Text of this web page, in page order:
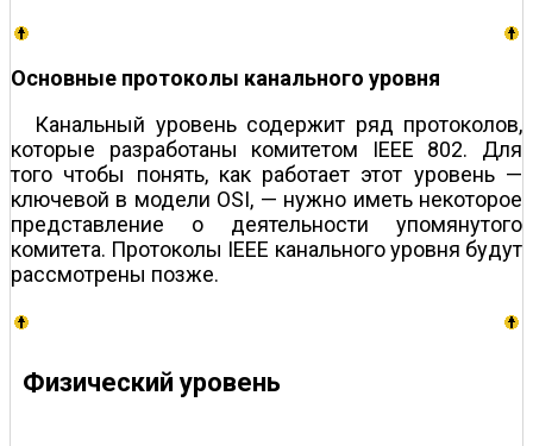
Основные протоколы канального уровня
Канальный уровень содержит ряд протоколов,
которые разработаны комитетом IEEE 802. Для
того чтобы понять, как работает этот уровень —
ключевой в модели OSI, — нужно иметь некоторое
представление о деятельности упомянутого
комитета. Протоколы IEEE канального уровня будут
рассмотрены позже.
Физический уровень